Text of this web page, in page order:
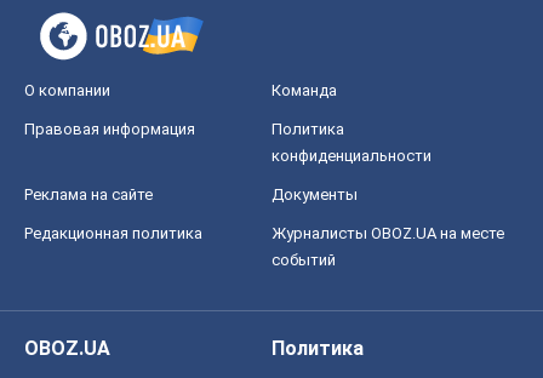
О компании Команда
Правовая информация
Политика
конфиденциальности
Реклама на сайте Документы
Редакционная политика
Журналисты OBOZ.UA на месте
событий
OBOZ.UA
Политика